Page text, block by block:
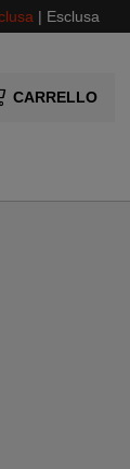
| Esclusa
CARRELLO